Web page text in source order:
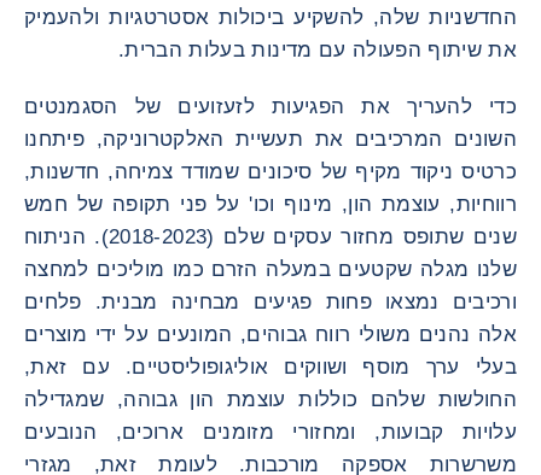
החדשניות שלה, להשקיע ביכולות אסטרטגיות ולהעמיק
את שיתוף הפעולה עם מדינות בעלות הברית.
כדי להעריך את הפגיעות לזעזועים של הסגמנטים
השונים המרכיבים את תעשיית האלקטרוניקה, פיתחנו
כרטיס ניקוד מקיף של סיכונים שמודד צמיחה, חדשנות,
רווחיות, עוצמת הון, מינוף וכו' על פני תקופה של חמש
שנים שתופס מחזור עסקים שלם (2018-2023). הניתוח
שלנו מגלה שקטעים במעלה הזרם כמו מוליכים למחצה
ורכיבים נמצאו פחות פגיעים מבחינה מבנית. פלחים
אלה נהנים משולי רווח גבוהים, המונעים על ידי מוצרים
בעלי ערך מוסף ושווקים אוליגופוליסטיים. עם זאת,
החולשות שלהם כוללות עוצמת הון גבוהה, שמגדילה
עלויות קבועות, ומחזורי מזומנים ארוכים, הנובעים
משרשרות אספקה ​​מורכבות. לעומת זאת, מגזרי